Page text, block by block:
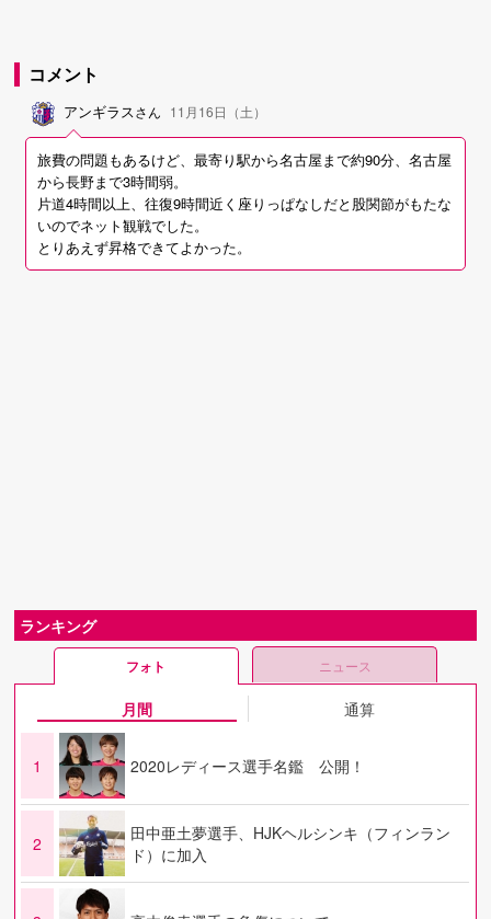
コメント
アンギラスさん 11月16日（土）
旅費の問題もあるけど、最寄り駅から名古屋まで約90分、名古屋
から長野まで3時間弱。
片道4時間以上、往復9時間近く座りっぱなしだと股関節がもたな
いのでネット観戦でした。
とりあえず昇格できてよかった。
ランキング
フォト ニュース
月間 通算
1 2020レディース選手名鑑 公開！
2
田中亜土夢選手、HJKヘルシンキ（フィンラン
ド）に加入